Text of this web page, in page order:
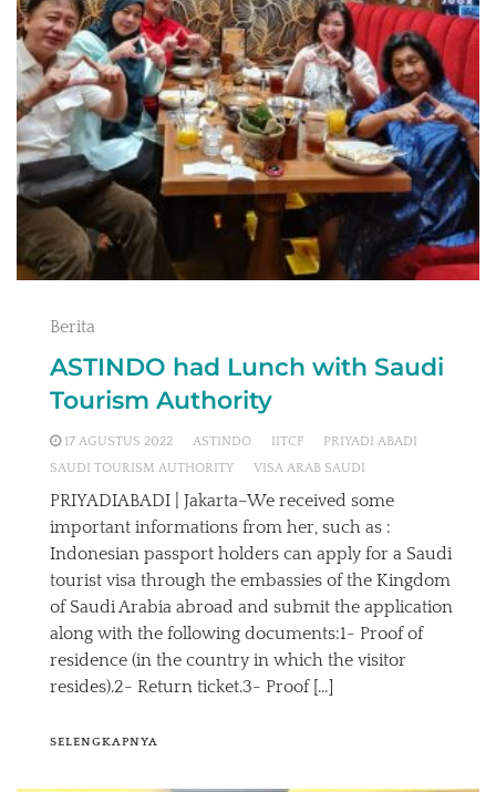
Berita
ASTINDO had Lunch with Saudi
Tourism Authority
17 AGUSTUS 2022 ASTINDO IITCF
PRIYADI ABADI
SAUDI TOURISM AUTHORITY
VISA ARAB SAUDI
PRIYADIABADI | Jakarta–We received some
important informations from her, such as :
Indonesian passport holders can apply for a Saudi
tourist visa through the embassies of the Kingdom
of Saudi Arabia abroad and submit the application
along with the following documents:1- Proof of
residence (in the country in which the visitor
resides).2- Return ticket.3- Proof […]
SELENGKAPNYA